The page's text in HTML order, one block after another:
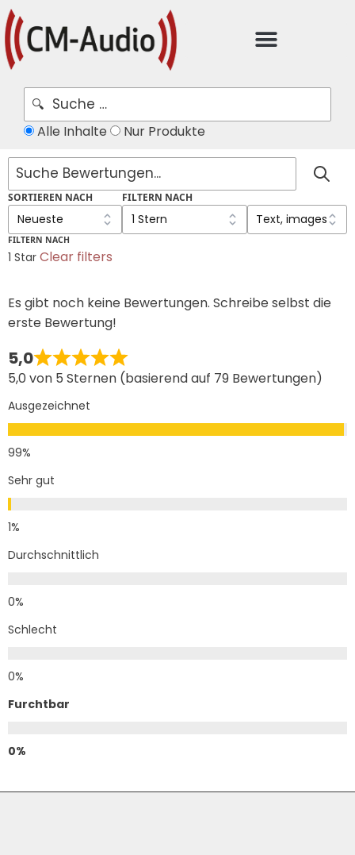
Alle Inhalte Nur Produkte
SORTIEREN NACH FILTERN NACH
FILTERN NACH
1 Star Clear filters
Es gibt noch keine Bewertungen. Schreibe selbst die
erste Bewertung!
5,0
5,0 von 5 Sternen (basierend auf 79 Bewertungen)
Ausgezeichnet
Sehr gut
Durchschnittlich
Schlecht
Furchtbar